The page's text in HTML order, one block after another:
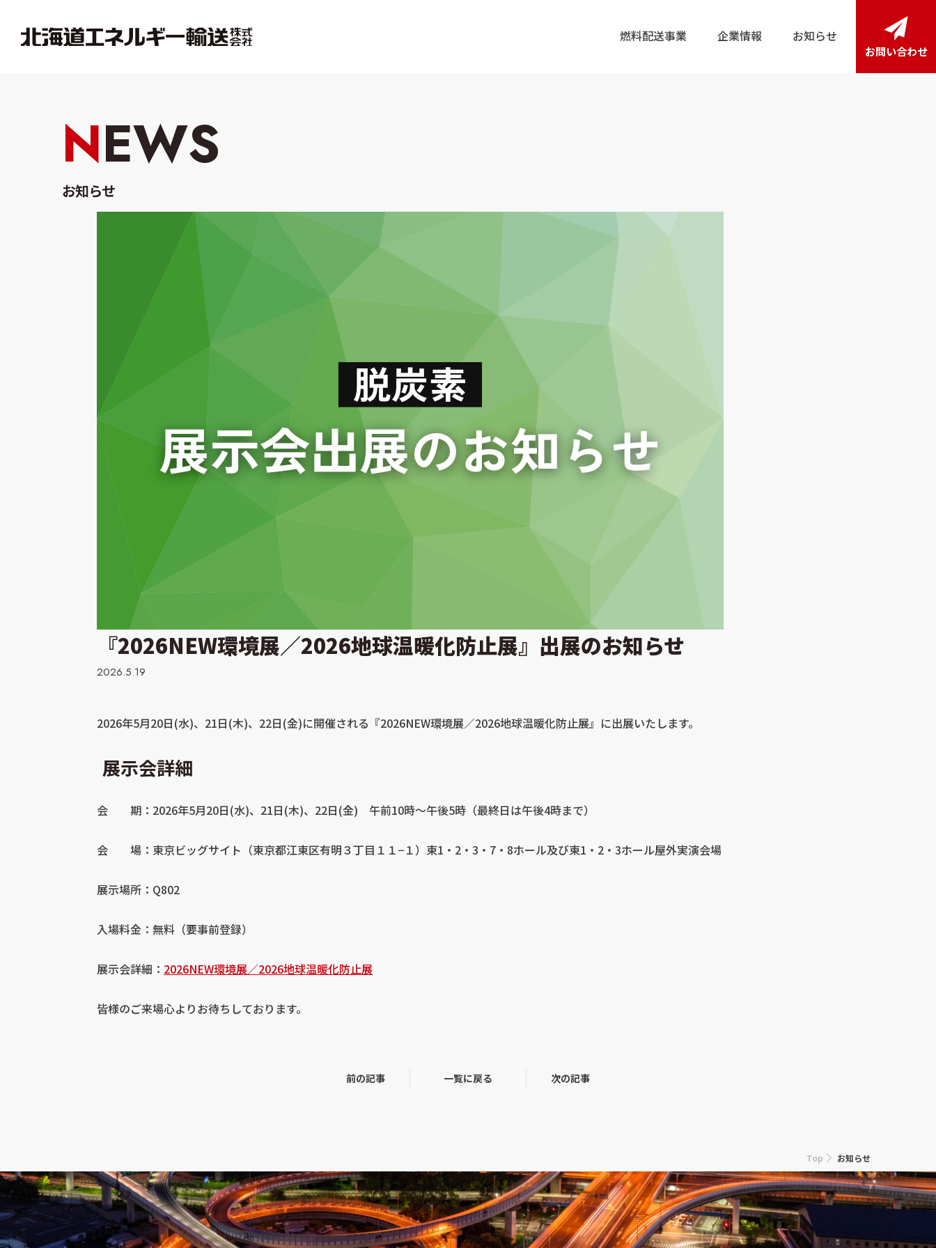
燃料配送事業 企業情報 お知らせ
お問い合わせ
NEWS
お知らせ
『2026NEW環境展／2026地球温暖化防止展』出展のお知らせ
2026.5.19
2026年5月20日(水)、21日(木)、22日(金)に開催される『2026NEW環境展／2026地球温暖化防止展』に出展いたします。
展示会詳細
会 期：2026年5月20日(水)、21日(木)、22日(金) 午前10時～午後5時（最終日は午後4時まで）
会 場：東京ビッグサイト（東京都江東区有明３丁目１１−１）東1・2・3・7・8ホール及び東1・2・3ホール屋外実演会場
展示場所：Q802
入場料金：無料（要事前登録）
展示会詳細： 2026NEW環境展／2026地球温暖化防止展
皆様のご来場心よりお待ちしております。
前の記事 一覧に戻る 次の記事
Top お知らせ